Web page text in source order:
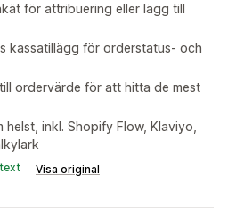
för attribuering eller lägg till
kassatillägg för orderstatus- och
ordervärde för att hitta de mest
helst, inkl. Shopify Flow, Klaviyo,
Visa original